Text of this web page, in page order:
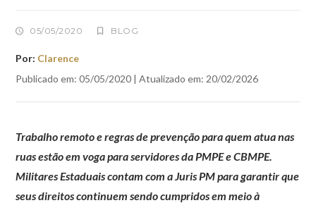
05/05/2020 BLOG
Por: Clarence
Publicado em: 05/05/2020 | Atualizado em: 20/02/2026
Trabalho remoto e regras de prevenção para quem atua nas
ruas estão em voga para servidores da PMPE e CBMPE.
Militares Estaduais contam com a Juris PM para garantir que
seus direitos continuem sendo cumpridos em meio à